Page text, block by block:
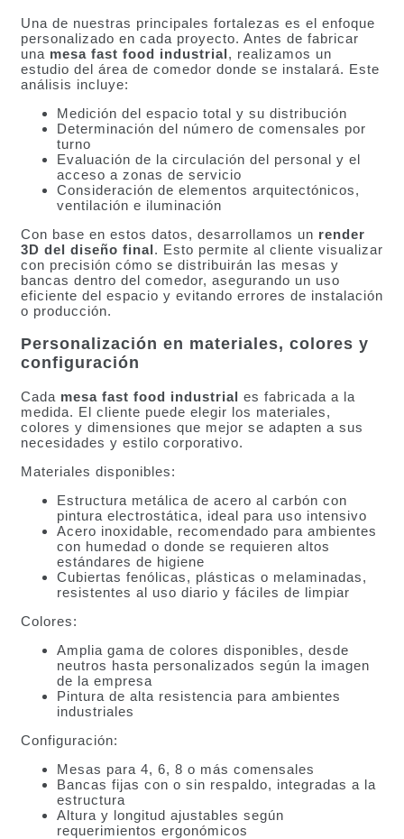
Una de nuestras principales fortalezas es el enfoque
personalizado en cada proyecto. Antes de fabricar
una mesa fast food industrial, realizamos un
estudio del área de comedor donde se instalará. Este
análisis incluye:
Medición del espacio total y su distribución
Determinación del número de comensales por
turno
Evaluación de la circulación del personal y el
acceso a zonas de servicio
Consideración de elementos arquitectónicos,
ventilación e iluminación
Con base en estos datos, desarrollamos un render
3D del diseño final. Esto permite al cliente visualizar
con precisión cómo se distribuirán las mesas y
bancas dentro del comedor, asegurando un uso
eficiente del espacio y evitando errores de instalación
o producción.
Personalización en materiales, colores y
configuración
Cada mesa fast food industrial es fabricada a la
medida. El cliente puede elegir los materiales,
colores y dimensiones que mejor se adapten a sus
necesidades y estilo corporativo.
Materiales disponibles:
Estructura metálica de acero al carbón con
pintura electrostática, ideal para uso intensivo
Acero inoxidable, recomendado para ambientes
con humedad o donde se requieren altos
estándares de higiene
Cubiertas fenólicas, plásticas o melaminadas,
resistentes al uso diario y fáciles de limpiar
Colores:
Amplia gama de colores disponibles, desde
neutros hasta personalizados según la imagen
de la empresa
Pintura de alta resistencia para ambientes
industriales
Configuración:
Mesas para 4, 6, 8 o más comensales
Bancas fijas con o sin respaldo, integradas a la
estructura
Altura y longitud ajustables según
requerimientos ergonómicos